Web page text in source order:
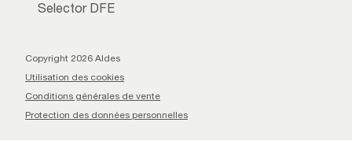
Selector DFE
Copyright 2026 Aldes
Utilisation des cookies
Conditions générales de vente
Protection des données personnelles